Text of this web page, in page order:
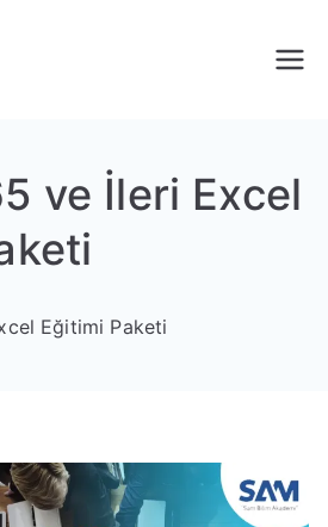
ve İleri Excel
Eğitimi Paketi